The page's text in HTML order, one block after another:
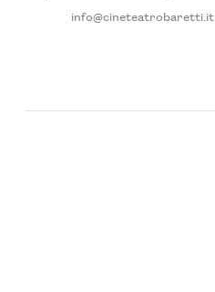
info@cineteatrobaretti.it